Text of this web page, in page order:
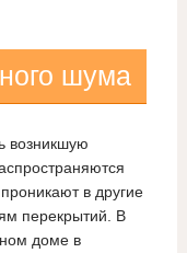
шума
возникшую
в другие
перекрытий. В
доме в